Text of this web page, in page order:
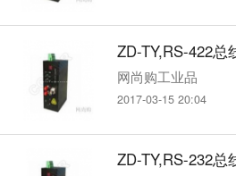
ZD-TY,RS-422总
网尚购工业品
2017-03-15 20:04
ZD-TY,RS-232总